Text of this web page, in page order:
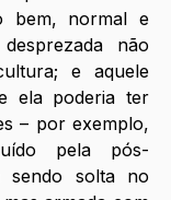
bem, normal e
não
e aquele
ela poderia ter
– por exemplo,
pela pós-
sendo solta no